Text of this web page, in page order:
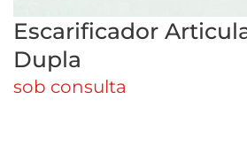
Escarificador
Dupla
sob consulta